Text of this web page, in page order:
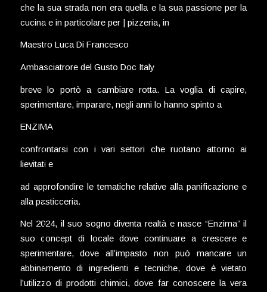
che la sua strada non era quella e la sua passione per la
cucina e in particolare per | pizzeria, in
Maestro Luca Di Francesco
Ambasciatrore del Gusto Doc Italy
breve lo portò a cambiare rotta. La voglia di capire,
sperimentare, imparare, negli anni lo hanno spinto a
ENZIMA
confrontarsi con i vari settori che ruotano attorno ai
lievitati e
ad approfondire le tematiche relative alla panificazione e
alla pasticceria.
Nel 2024, il suo sogno diventa realtà e nasce “Enzima” il
suo concept di locale dove continuare a crescere e
sperimentare, dove all’impasto non può mancare un
abbinamento di ingredienti e tecniche, dove è vietato
l’utilizzo di prodotti chimici, dove far conoscere la vera